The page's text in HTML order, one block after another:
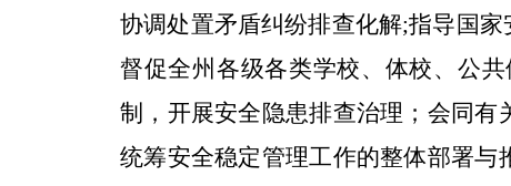
协调处置矛盾纠纷排查化解;指导国家
督促全州各级各类学校、体校、公
制，开展安全隐患排查治理；会同有
统筹安全稳定管理工作的整体部署与